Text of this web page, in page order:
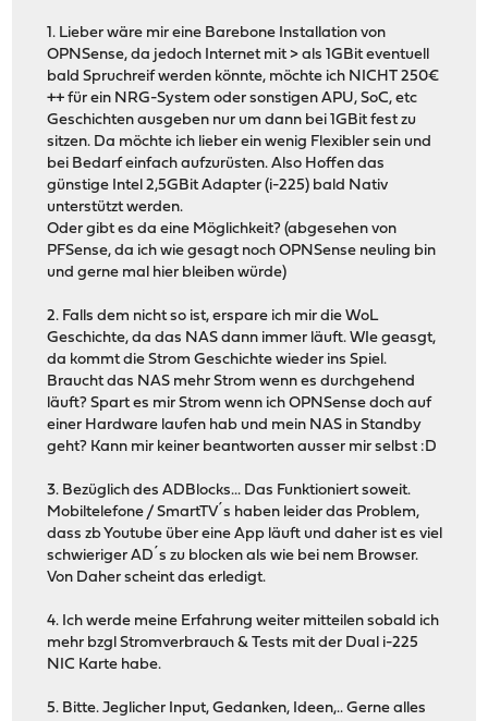
1. Lieber wäre mir eine Barebone Installation von
OPNSense, da jedoch Internet mit > als 1GBit eventuell
bald Spruchreif werden könnte, möchte ich NICHT 250€
++ für ein NRG-System oder sonstigen APU, SoC, etc
Geschichten ausgeben nur um dann bei 1GBit fest zu
sitzen. Da möchte ich lieber ein wenig Flexibler sein und
bei Bedarf einfach aufzurüsten. Also Hoffen das
günstige Intel 2,5GBit Adapter (i-225) bald Nativ
unterstützt werden.
Oder gibt es da eine Möglichkeit? (abgesehen von
PFSense, da ich wie gesagt noch OPNSense neuling bin
und gerne mal hier bleiben würde)
2. Falls dem nicht so ist, erspare ich mir die WoL
Geschichte, da das NAS dann immer läuft. WIe geasgt,
da kommt die Strom Geschichte wieder ins Spiel.
Braucht das NAS mehr Strom wenn es durchgehend
läuft? Spart es mir Strom wenn ich OPNSense doch auf
einer Hardware laufen hab und mein NAS in Standby
geht? Kann mir keiner beantworten ausser mir selbst :D
3. Bezüglich des ADBlocks... Das Funktioniert soweit.
Mobiltelefone / SmartTV´s haben leider das Problem,
dass zb Youtube über eine App läuft und daher ist es viel
schwieriger AD´s zu blocken als wie bei nem Browser.
Von Daher scheint das erledigt.
4. Ich werde meine Erfahrung weiter mitteilen sobald ich
mehr bzgl Stromverbrauch & Tests mit der Dual i-225
NIC Karte habe.
5. Bitte. Jeglicher Input, Gedanken, Ideen,.. Gerne alles